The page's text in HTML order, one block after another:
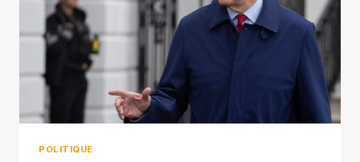
POLITIQUE